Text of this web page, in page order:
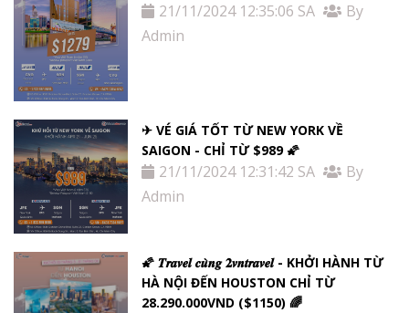
21/11/2024 12:35:06 SA
By
Admin
✈ VÉ GIÁ TỐT TỪ NEW YORK VỀ
SAIGON - CHỈ TỪ $989 🌠
21/11/2024 12:31:42 SA
By
Admin
🌠 𝑻𝒓𝒂𝒗𝒆𝒍 𝒄𝒖̀𝒏𝒈 𝟐𝒗𝒏𝒕𝒓𝒂𝒗𝒆𝒍 - KHỞI HÀNH TỪ
HÀ NỘI ĐẾN HOUSTON CHỈ TỪ
28.290.000VND ($1150) 🌈